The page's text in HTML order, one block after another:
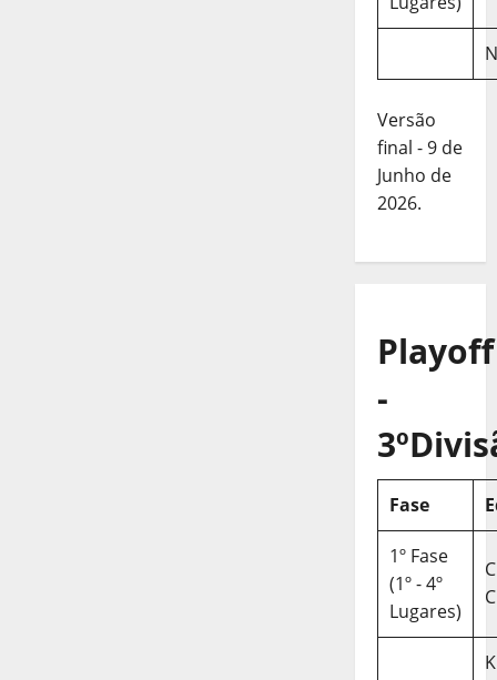
Versão
final - 9 de
Junho de
2026.
Playoff
-
Fase
1º Fase
(1º - 4º
Lugares)
C